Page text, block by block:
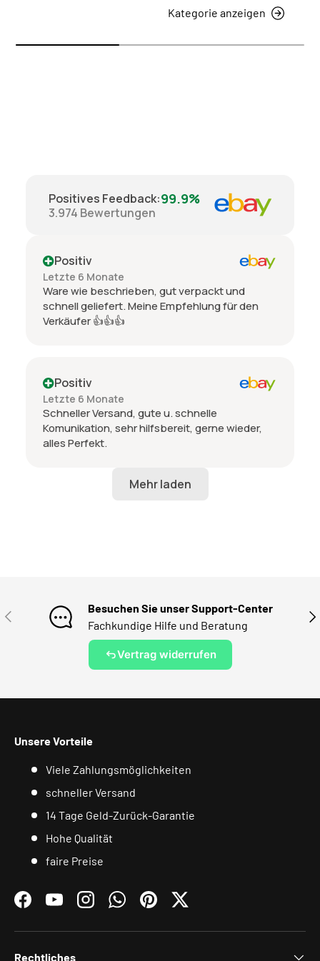
Kategorie anzeigen
Positives Feedback:99.9%
3.974 Bewertungen
Positiv
Letzte 6 Monate
Ware wie beschrieben, gut verpackt und
schnell geliefert. Meine Empfehlung für den
Verkäufer 👍👍👍
Positiv
Letzte 6 Monate
Schneller Versand, gute u. schnelle
Komunikation, sehr hilfsbereit, gerne wieder,
alles Perfekt.
VORHERIGE
Besuchen Sie unser Support-Center
Fachkundige Hilfe und Beratung
Vertrag widerrufen
Unsere Vorteile
Viele Zahlungsmöglichkeiten
schneller Versand
14 Tage Geld-Zurück-Garantie
Hohe Qualität
faire Preise
FacebookYouTubeInstagramWhatsAppPinterestTwitter
Rechtliches